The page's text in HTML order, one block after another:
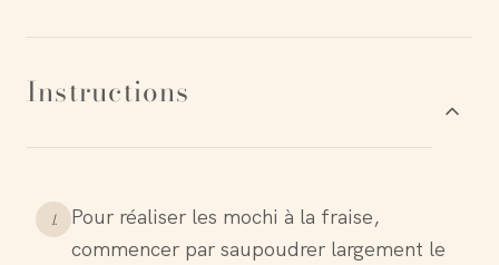
Instructions
1.
Pour réaliser les mochi à la fraise,
commencer par saupoudrer largement le